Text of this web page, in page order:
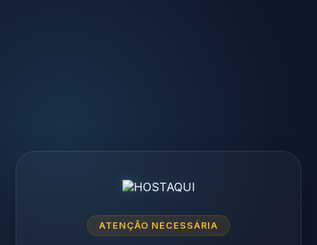
ATENÇÃO NECESSÁRIA